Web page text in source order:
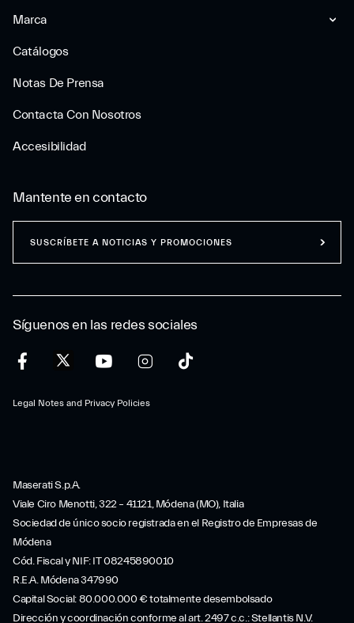
Marca
Catálogos
Notas De Prensa
Contacta Con Nosotros
Accesibilidad
Síguenos en las redes sociales
Legal Notes and Privacy Policies
Mantente en contacto
SUSCRÍBETE A NOTICIAS Y PROMOCIONES
Maserati S.p.A.
Viale Ciro Menotti, 322 – 41121, Módena (MO), Italia
Sociedad de único socio registrada en el Registro de Empresas de
Módena
Cód. Fiscal y NIF: IT 08245890010
R.E.A. Módena 347990
Capital Social: 80.000.000 € totalmente desembolsado
Dirección y coordinación conforme al art. 2497 c.c.: Stellantis N.V.